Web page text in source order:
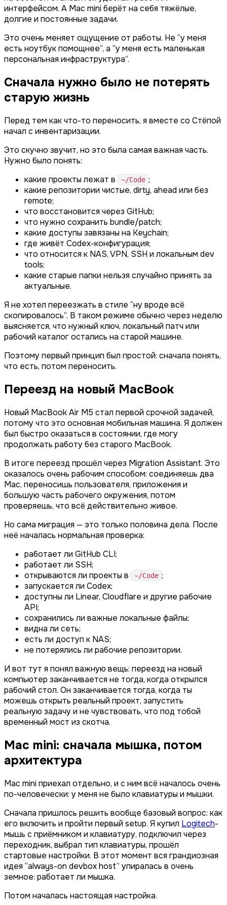
интерфейсом. А Mac mini берёт на себя тяжёлые,
долгие и постоянные задачи.
Это очень меняет ощущение от работы. Не “у меня
есть ноутбук помощнее”, а “у меня есть маленькая
персональная инфраструктура”.
Сначала нужно было не потерять
старую жизнь
Перед тем как что-то переносить, я вместе со Стёпой
начал с инвентаризации.
Это скучно звучит, но это была самая важная часть.
Нужно было понять:
какие проекты лежат в
~/Code ;
какие репозитории чистые, dirty, ahead или без
remote;
что восстановится через GitHub;
что нужно сохранить bundle/patch;
какие доступы завязаны на Keychain;
где живёт Codex-конфигурация;
что относится к NAS, VPN, SSH и локальным dev
tools;
какие старые папки нельзя случайно принять за
актуальные.
Я не хотел переезжать в стиле “ну вроде всё
скопировалось”. В таком режиме обычно через неделю
выясняется, что нужный ключ, локальный патч или
рабочий каталог остались на старой машине.
Поэтому первый принцип был простой: сначала понять,
что есть, потом переносить.
Переезд на новый MacBook
Новый MacBook Air M5 стал первой срочной задачей,
потому что это основная мобильная машина. Я должен
был быстро оказаться в состоянии, где могу
продолжать работу без старого MacBook.
В итоге переезд прошёл через Migration Assistant. Это
оказалось очень рабочим способом: соединяешь два
Mac, переносишь пользователя, приложения и
большую часть рабочего окружения, потом
проверяешь, что всё действительно живое.
Но сама миграция — это только половина дела. После
неё началась нормальная проверка:
работает ли GitHub CLI;
работает ли SSH;
открываются ли проекты в
~/Code ;
запускается ли Codex;
доступны ли Linear, Cloudflare и другие рабочие
API;
сохранились ли важные локальные файлы;
видна ли сеть;
есть ли доступ к NAS;
не потерялись ли рабочие репозитории.
И вот тут я понял важную вещь: переезд на новый
компьютер заканчивается не тогда, когда открылся
рабочий стол. Он заканчивается тогда, когда ты
можешь открыть реальный проект, запустить
реальную задачу и не чувствовать, что под тобой
временный мост из скотча.
Mac mini: сначала мышка, потом
архитектура
Mac mini приехал отдельно, и с ним всё началось очень
по-человечески: у меня не было клавиатуры и мышки.
Сначала пришлось решить вообще базовый вопрос: как
его включить и пройти первый setup. Я купил Logitech-
мышь с приёмником и клавиатуру, подключил через
переходник, выбрал тип клавиатуры, прошёл
стартовые настройки. В этот момент вся грандиозная
идея “always-on devbox host” упиралась в очень
земное: работает ли мышка.
Потом началась настоящая настройка.